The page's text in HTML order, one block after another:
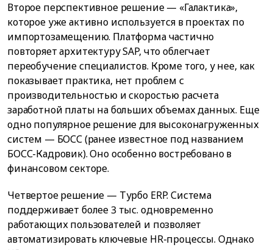
Второе перспективное решение — «Галактика»,
которое уже активно используется в проектах по
импортозамещению. Платформа частично
повторяет архитектуру SAP, что облегчает
переобучение специалистов. Кроме того, у нее, как
показывает практика, нет проблем с
производительностью и скоростью расчета
заработной платы на больших объемах данных. Еще
одно популярное решение для высоконагруженных
систем — БОСС (ранее известное под названием
БОСС-Кадровик). Оно особенно востребовано в
финансовом секторе.
Четвертое решение — Турбо ERP. Система
поддерживает более 3 тыс. одновременно
работающих пользователей и позволяет
автоматизировать ключевые HR-процессы. Однако